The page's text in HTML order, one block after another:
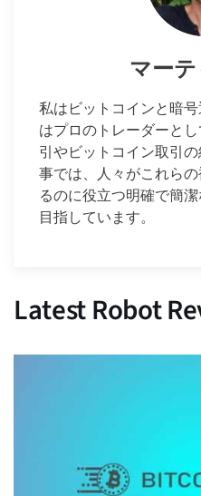
マー
私はビットコインと暗
はプロのトレーダーと
引やビットコイン取引
事では、人々がこれら
るのに役立つ明確で簡
目指しています。
Latest Robot